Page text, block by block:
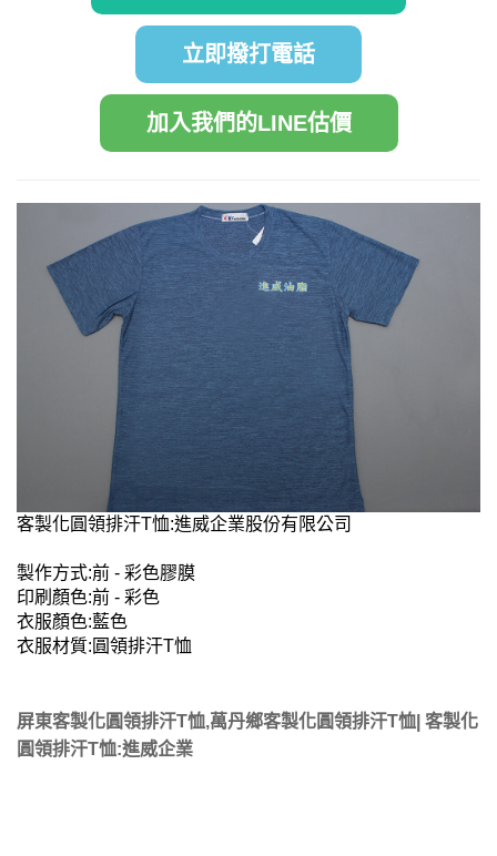
立即撥打電話
加入我們的LINE估價
客製化圓領排汗T恤:進威企業股份有限公司
製作方式:前 - 彩色膠膜
印刷顏色:前 - 彩色
衣服顏色:藍色
衣服材質:圓領排汗T恤
屏東客製化圓領排汗T恤,萬丹鄉客製化圓領排汗T恤| 客製化
圓領排汗T恤:進威企業